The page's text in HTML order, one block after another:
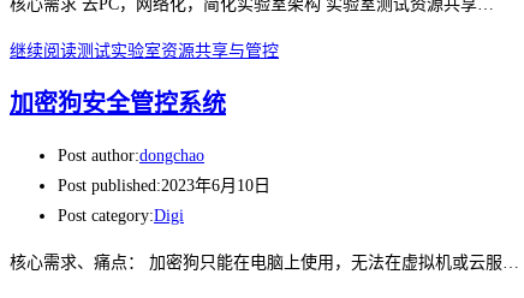
核心需求 去PC，网络化，简化实验室架构 实验室测试资源共享…
继续阅读测试实验室资源共享与管控
加密狗安全管控系统
Post author:dongchao
Post published:2023年6月10日
Post category:Digi
核心需求、痛点： 加密狗只能在电脑上使用，无法在虚拟机或云服…